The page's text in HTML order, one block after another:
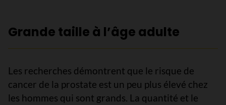
Grande taille à l’âge adulte
Les recherches démontrent que le risque de
cancer de la prostate est un peu plus élevé chez
les hommes qui sont grands. La quantité et le